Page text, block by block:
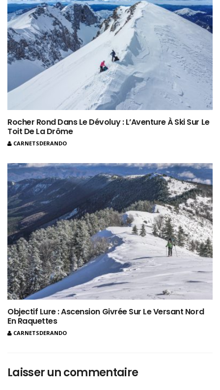
Rocher Rond Dans Le Dévoluy : L’Aventure À Ski Sur Le
Toit De La Drôme
CARNETSDERANDO
Objectif Lure : Ascension Givrée Sur Le Versant Nord
En Raquettes
CARNETSDERANDO
Laisser un commentaire